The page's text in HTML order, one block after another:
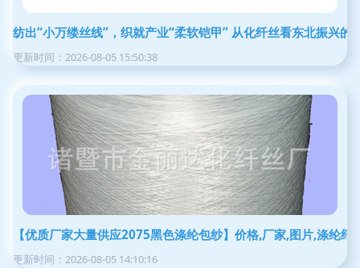
纺出“小万缕丝线”，织就产业“柔软铠甲” 从化纤丝看东北振兴的
更新时间：2026-08-05 15:50:38
【优质厂家大量供应2075黑色涤纶包纱】价格,厂家,图片,涤纶
更新时间：2026-08-05 14:10:16